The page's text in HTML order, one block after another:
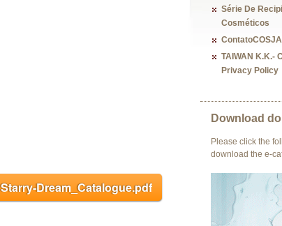
Starry-Dream_Catalogue.pdf
Série De
Cosméticos
TAIWAN K.K.-
Privacy Policy
Download
Please click the
download the e-